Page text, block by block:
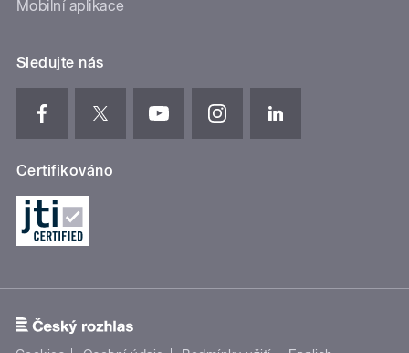
Mobilní aplikace
Sledujte nás
Certifikováno